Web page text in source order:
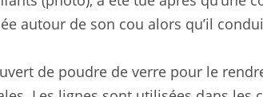
autour de son cou alors qu’il